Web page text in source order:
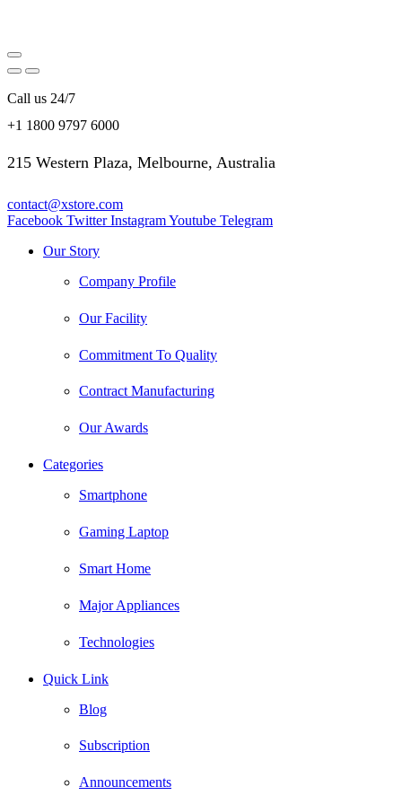
Call us 24/7
+1 1800 9797 6000
215 Western Plaza, Melbourne, Australia
contact@xstore.com
Facebook Twitter InstagramYoutube Telegram
Our Story
Company Profile
Our Facility
Commitment To Quality
Contract Manufacturing
Our Awards
Categories
Smartphone
Gaming Laptop
Smart Home
Major Appliances
Technologies
Quick Link
Blog
Subscription
Announcements